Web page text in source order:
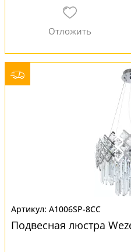
A1006SP-8CC
Подвесная люстра